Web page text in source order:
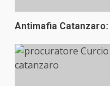
Antimafia